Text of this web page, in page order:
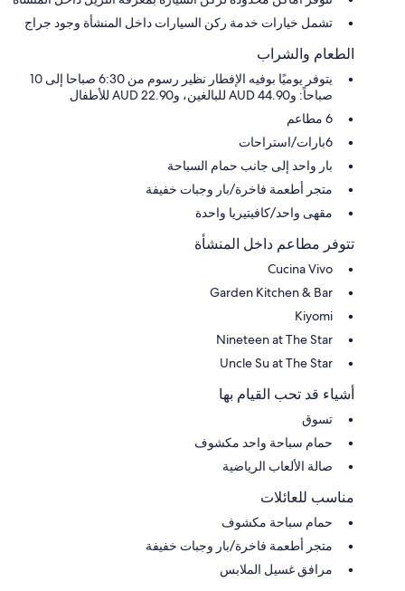
تشمل خيارات خدمة ركن السيارات داخل المنشأة وجود جراج
الطعام والشراب
يتوفر يوميًا بوفيه الإفطار نظير رسوم من 6:30 صباحا إلى 10
صباحاً: و44.90 AUD للبالغين، و22.90 AUD للأطفال
6 مطاعم
6بارات/استراحات
بار واحد إلى جانب حمام السباحة
متجر أطعمة فاخرة/بار وجبات خفيفة
مقهى واحد/كافيتيريا واحدة
تتوفر مطاعم داخل المنشأة
Cucina Vivo
Garden Kitchen & Bar
Kiyomi
Nineteen at The Star
Uncle Su at The Star
أشياء قد تحب القيام بها
تسوق
حمام سباحة واحد مكشوف
صالة الألعاب الرياضية
مناسب للعائلات
حمام سباحة مكشوف
متجر أطعمة فاخرة/بار وجبات خفيفة
مرافق غسيل الملابس